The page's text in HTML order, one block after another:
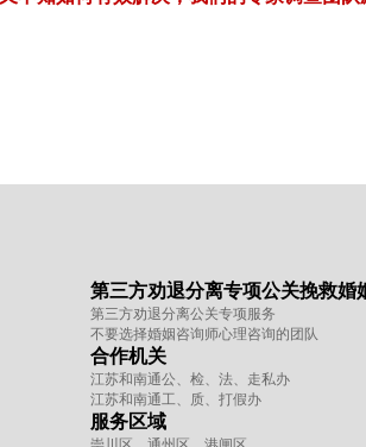
第三方劝退分离专项公关挽救婚
第三方劝退分离公关专项服务
不要选择婚姻咨询师心理咨询的团队
合作机关
江苏和南通公、检、法、走私办
江苏和南通工、质、打假办
服务区域